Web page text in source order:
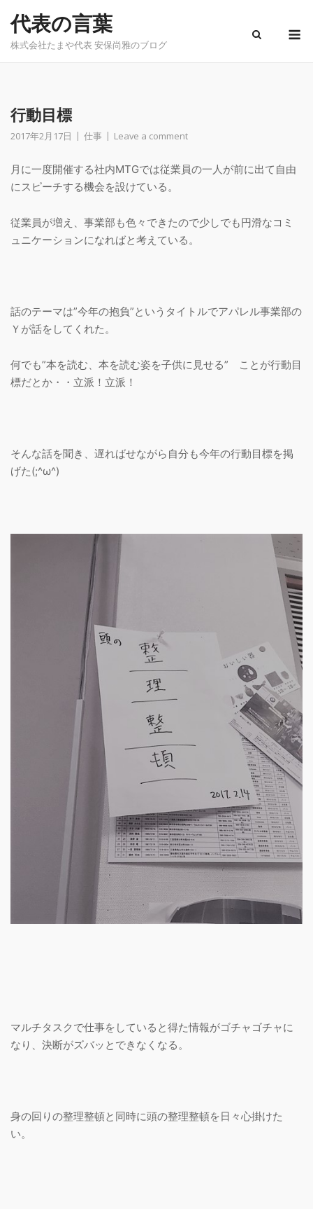
content
代表の言葉
株式会社たまや代表 安保尚雅のブログ
行動目標
2017年2月17日 仕事 Leave a comment
月に一度開催する社内MTGでは従業員の一人が前に出て自由
にスピーチする機会を設けている。
従業員が増え、事業部も色々できたので少しでも円滑なコミ
ュニケーションになればと考えている。
話のテーマは”今年の抱負”というタイトルでアパレル事業部の
Ｙが話をしてくれた。
何でも”本を読む、本を読む姿を子供に見せる” ことが行動目
標だとか・・立派！立派！
そんな話を聞き、遅ればせながら自分も今年の行動目標を掲
げた(;^ω^)
マルチタスクで仕事をしていると得た情報がゴチャゴチャに
なり、決断がズバッとできなくなる。
身の回りの整理整頓と同時に頭の整理整頓を日々心掛けた
い。